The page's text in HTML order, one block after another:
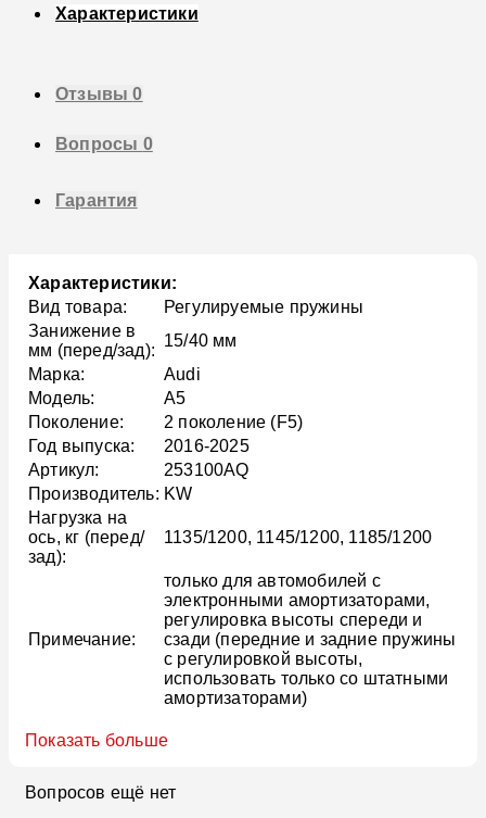
Характеристики
Отзывы0
Вопросы 0
Гарантия
Характеристики:
Вид товара:
Регулируемые пружины
Занижение в
мм (перед/зад):
15/40 мм
Марка:
Audi
Модель:
A5
Поколение:
2 поколение (F5)
Год выпуска:
2016-2025
Артикул:
253100AQ
Производитель: KW
Нагрузка на
ось, кг (перед/
зад):
1135/1200, 1145/1200, 1185/1200
Примечание:
только для автомобилей с
электронными амортизаторами,
регулировка высоты спереди и
сзади (передние и задние пружины
с регулировкой высоты,
использовать только со штатными
амортизаторами)
Показать больше
Вопросов ещё нет